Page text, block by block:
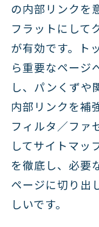
の内部リンクを
フラットにして
が有効です。ト
ら重要なページ
し、パンくずや
内部リンクを補
フィルタ／ファ
してサイトマッ
を徹底し、必要
ページに切り出
しいです。